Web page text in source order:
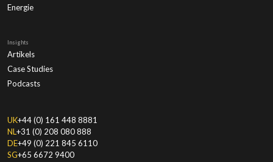
Energie
Insights
Artikels
Case Studies
Podcasts
UK+44 (0) 161 448 8881
NL+31 (0) 208 080 888
DE+49 (0) 221 845 6110
SG+65 6672 9400